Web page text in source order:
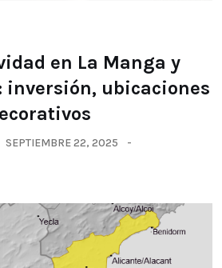
en La Manga y
inversión, ubicaciones
SEPTIEMBRE 22, 2025